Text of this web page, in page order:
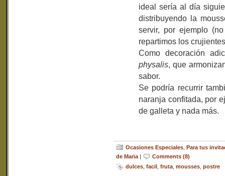
ideal sería al día
distribuyendo la
servir, por ejemplo
repartimos los
Como decoración
physalis, que
sabor.
Se podría recurrir
naranja confitada, por
de galleta y nada más.
Ocasiones Especiales Para tus
de Maria |
Comments (8)
dulces facil fruta mousses postre